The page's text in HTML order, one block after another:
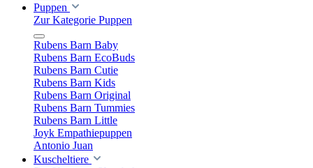
Puppen
Zur Kategorie Puppen
Rubens Barn Baby
Rubens Barn EcoBuds
Rubens Barn Cutie
Rubens Barn Kids
Rubens Barn Original
Rubens Barn Tummies
Rubens Barn Little
Joyk Empathiepuppen
Antonio Juan
Kuscheltiere